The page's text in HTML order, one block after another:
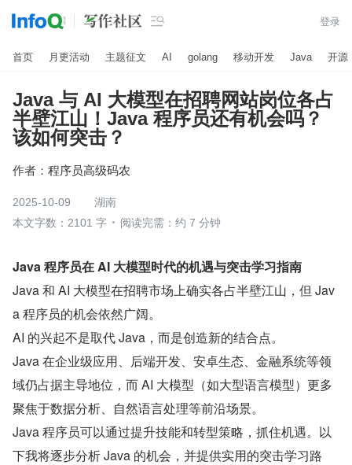
 登录
首页 月更活动 主题征文 AI golang 移动开发 Java 开源
Java 与 AI 大模型在招聘网站岗位各占
半壁江山！Java 程序员还有机会吗？
该如何突击？
作者： 程序员高级码农
2025-10-09
湖南
本文字数：2101 字
阅读完需：约 7 分钟
Java 程序员在 AI 大模型时代的机遇与突击学习指南
Java 和 AI 大模型在招聘市场上确实各占半壁江山，但 Jav
a 程序员的机会依然广阔。
AI 的兴起不是取代 Java，而是创造新的结合点。
Java 在企业级应用、后端开发、安卓生态、金融系统等领
域仍占据主导地位，而 AI 大模型（如大型语言模型）更多
聚焦于数据分析、自然语言处理等前沿场景。
Java 程序员可以通过提升技能和转型策略，抓住机遇。以
下我将逐步分析 Java 的机会，并提供实用的突击学习路